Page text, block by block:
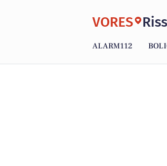
VORES
ALARM112